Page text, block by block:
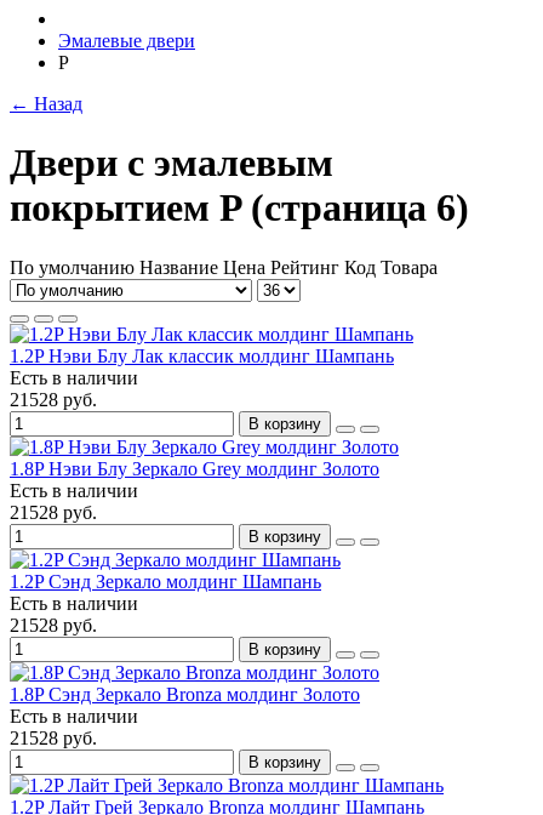
Эмалевые двери
P
← Назад
Двери с эмалевым
покрытием P (страница 6)
По умолчанию Название Цена Рейтинг Код Товара
1.2P Нэви Блу Лак классик молдинг Шампань
Есть в наличии
21528 руб.
В корзину
1.8P Нэви Блу Зеркало Grey молдинг Золото
Есть в наличии
21528 руб.
В корзину
1.2P Сэнд Зеркало молдинг Шампань
Есть в наличии
21528 руб.
В корзину
1.8P Сэнд Зеркало Bronza молдинг Золото
Есть в наличии
21528 руб.
В корзину
1.2P Лайт Грей Зеркало Bronza молдинг Шампань